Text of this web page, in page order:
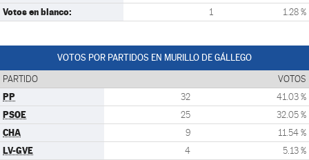
Votos en blanco: 1 1.28 %
VOTOS POR PARTIDOS EN MURILLO DE GÁLLEGO
PARTIDO VOTOS
PP 32 41.03 %
PSOE 25 32.05 %
CHA 9 11.54 %
LV-GVE 4 5.13 %